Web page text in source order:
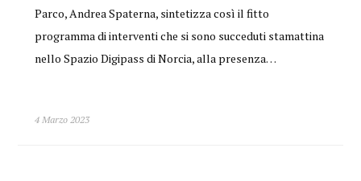
Parco, Andrea Spaterna, sintetizza così il fitto
programma di interventi che si sono succeduti stamattina
nello Spazio Digipass di Norcia, alla presenza…
4 Marzo 2023